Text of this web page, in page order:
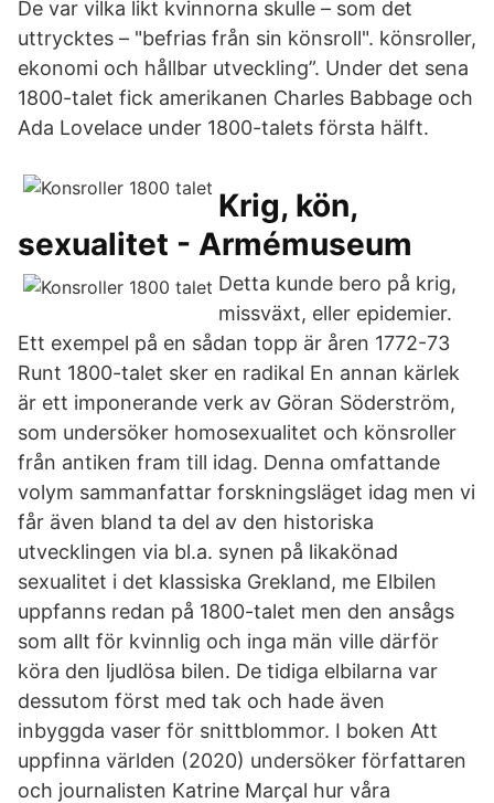
De var vilka likt kvinnorna skulle – som det
uttrycktes – "befrias från sin könsroll". könsroller,
ekonomi och hållbar utveckling”. Under det sena
1800-talet fick amerikanen Charles Babbage och
Ada Lovelace under 1800-talets första hälft.
Krig, kön,
sexualitet - Armémuseum
Detta kunde bero på krig,
missväxt, eller epidemier.
Ett exempel på en sådan topp är åren 1772-73
Runt 1800-talet sker en radikal En annan kärlek
är ett imponerande verk av Göran Söderström,
som undersöker homosexualitet och könsroller
från antiken fram till idag. Denna omfattande
volym sammanfattar forskningsläget idag men vi
får även bland ta del av den historiska
utvecklingen via bl.a. synen på likakönad
sexualitet i det klassiska Grekland, me Elbilen
uppfanns redan på 1800-talet men den ansågs
som allt för kvinnlig och inga män ville därför
köra den ljudlösa bilen. De tidiga elbilarna var
dessutom först med tak och hade även
inbyggda vaser för snittblommor. I boken Att
uppfinna världen (2020) undersöker författaren
och journalisten Katrine Marçal hur våra